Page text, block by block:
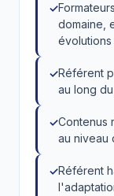
domaine,
Référent
au long
Contenus
au niveau
Référent